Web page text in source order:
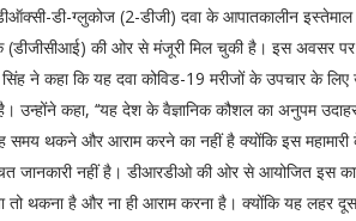
डी-ग्लुकोज (2-डीजी) दवा के आपातकालीन
(डीजीसीआई) की ओर से मंजूरी मिल चुकी है। इस अवसर पर
ने कहा कि यह दवा कोविड-19 मरीजों के उपचार के लिए
कहा, ‘‘यह देश के वैज्ञानिक कौशल का अनुपम
समय थकने और आराम करने का नहीं है क्योंकि इस
जानकारी नहीं है। डीआरडीओ की ओर से आयोजित इस
तो थकना है और ना ही आराम करना है। क्योंकि यह लहर